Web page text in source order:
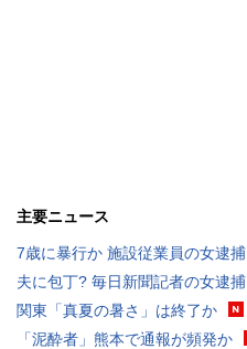
主要ニュース
7歳に暴行か 施設従業員の女逮捕
夫に包丁? 毎日新聞記者の女逮捕
関東「真夏の暑さ」は終了か
「泥酔者」熊本で通報が頻発か